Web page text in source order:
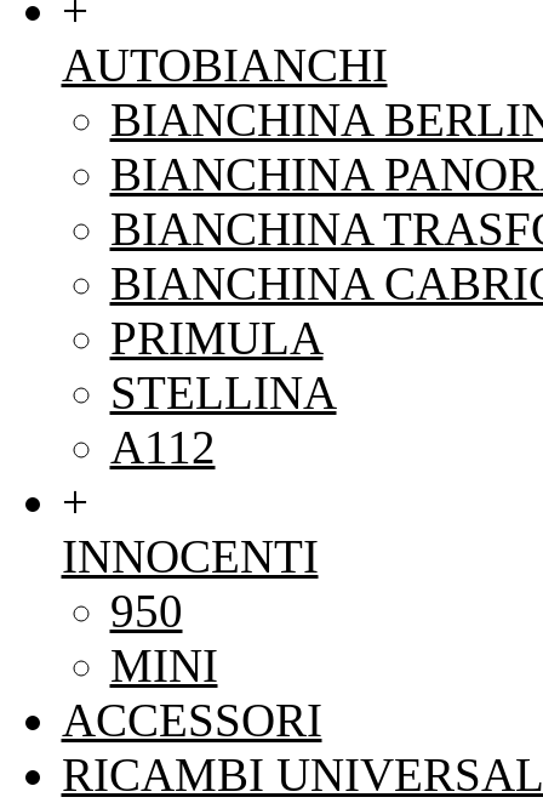
+
AUTOBIANCHI
BIANCHINA
BIANCHINA
BIANCHINA
BIANCHINA
PRIMULA
STELLINA
A112
+
INNOCENTI
950
MINI
ACCESSORI
RICAMBI